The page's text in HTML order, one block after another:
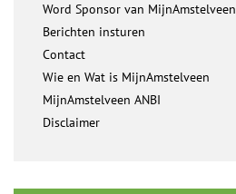
Word Sponsor van MijnAmstelveen
Berichten insturen
Contact
Wie en Wat is MijnAmstelveen
MijnAmstelveen ANBI
Disclaimer